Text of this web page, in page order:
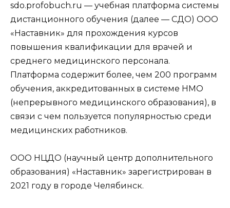
sdo.profobuch.ru — учебная платформа системы
дистанционного обучения (далее — СДО) ООО
«Наставник» для прохождения курсов
повышения квалификации для врачей и
среднего медицинского персонала.
Платформа содержит более, чем 200 программ
обучения, аккредитованных в системе НМО
(непрерывного медицинского образования), в
связи с чем пользуется популярностью среди
медицинских работников.
ООО НЦДО (научный центр дополнительного
образования) «Наставник» зарегистрирован в
2021 году в городе Челябинск.